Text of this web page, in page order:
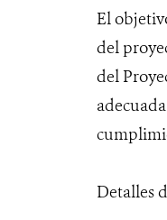
El
del
del
Detalles